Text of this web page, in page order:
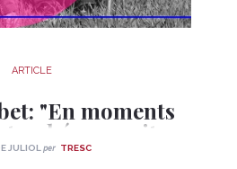
ARTICLE
"En moments
necessitem
JULIOLper TRESC